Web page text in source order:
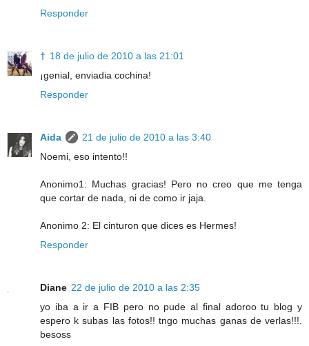
Responder
† 18 de julio de 2010 a las 21:01
¡genial, enviadia cochina!
Responder
Aida
21 de julio de 2010 a las 3:40
Noemi, eso intento!!
Anonimo1: Muchas gracias! Pero no creo que me tenga
que cortar de nada, ni de como ir jaja.
Anonimo 2: El cinturon que dices es Hermes!
Responder
Diane 22 de julio de 2010 a las 2:35
yo iba a ir a FIB pero no pude al final adoroo tu blog y
espero k subas las fotos!! tngo muchas ganas de verlas!!!.
besoss